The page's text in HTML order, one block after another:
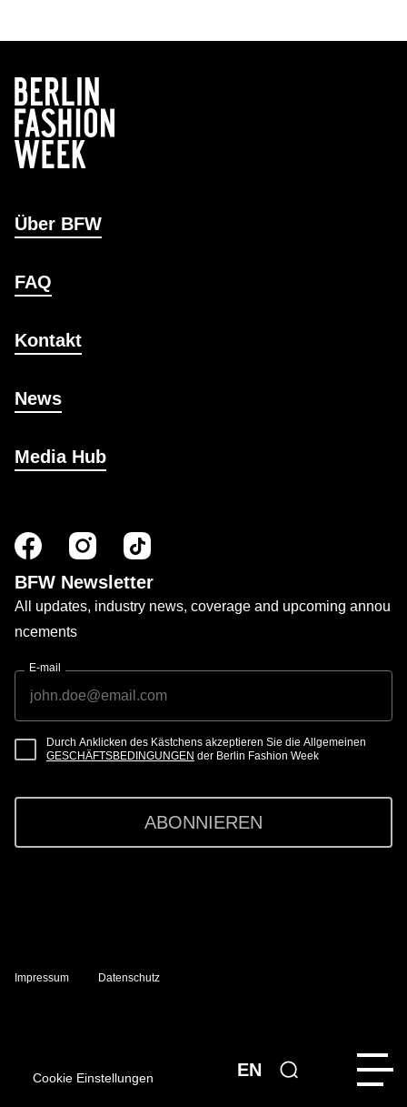
EN
Über BFW
FAQ
Kontakt
News
Media Hub
BFW Newsletter
All updates, industry news, coverage and upcoming annou
ncements
E-mail
Durch Anklicken des Kästchens akzeptieren Sie die Allgemeinen
GESCHÄFTSBEDINGUNGEN der Berlin Fashion Week
ABONNIEREN
Impressum Datenschutz
Cookie Einstellungen